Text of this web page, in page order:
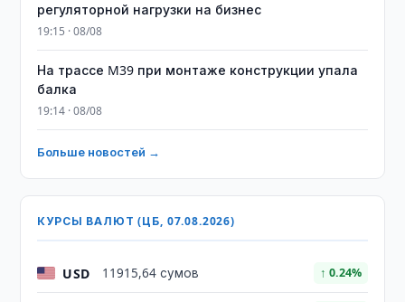
регуляторной нагрузки на бизнес
19:15 · 08/08
На трассе M39 при монтаже конструкции упала
балка
19:14 · 08/08
Больше новостей →
КУРСЫ ВАЛЮТ (ЦБ, 07.08.2026)
USD 11915,64 сумов ↑ 0.24%